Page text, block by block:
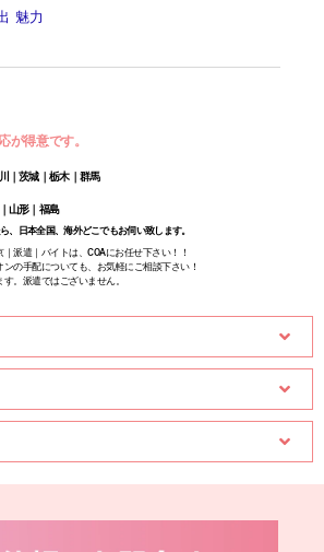
魅力
が得意です。
茨城｜栃木｜群馬
山形｜福島
日本全国、海外どこでもお伺い致します。
派遣｜バイトは、COAにお任せ下さい！！
の手配についても、お気軽にご相談下さい！
。派遣ではございません。